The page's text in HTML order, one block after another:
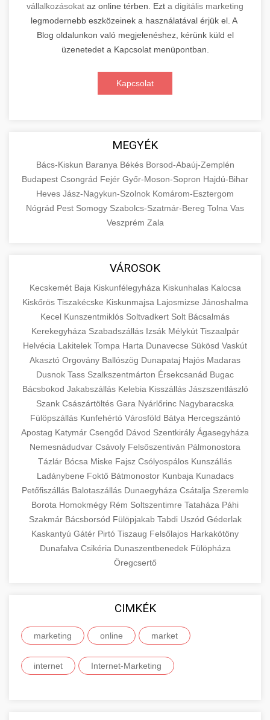
vállalkozásokat az online térben. Ezt a digitális marketing
legmodernebb eszközeinek a használatával érjük el. A
Blog oldalunkon való megjelenéshez, kérünk küld el
üzenetedet a Kapcsolat menüpontban.
Kapcsolat
MEGYÉK
Bács-Kiskun Baranya Békés Borsod-Abaúj-Zemplén
Budapest Csongrád Fejér Győr-Moson-Sopron Hajdú-Bihar
Heves Jász-Nagykun-Szolnok Komárom-Esztergom
Nógrád Pest Somogy Szabolcs-Szatmár-Bereg Tolna Vas
Veszprém Zala
VÁROSOK
Kecskemét Baja Kiskunfélegyháza Kiskunhalas Kalocsa
Kiskőrös Tiszakécske Kiskunmajsa Lajosmizse Jánoshalma
Kecel Kunszentmiklós Soltvadkert Solt Bácsalmás
Kerekegyháza Szabadszállás Izsák Mélykút Tiszaalpár
Helvécia Lakitelek Tompa Harta Dunavecse Sükösd Vaskút
Akasztó Orgovány Ballószög Dunapataj Hajós Madaras
Dusnok Tass Szalkszentmárton Érsekcsanád Bugac
Bácsbokod Jakabszállás Kelebia Kisszállás Jászszentlászló
Szank Császártöltés Gara Nyárlőrinc Nagybaracska
Fülöpszállás Kunfehértó Városföld Bátya Hercegszántó
Apostag Katymár Csengőd Dávod Szentkirály Ágasegyháza
Nemesnádudvar Csávoly Felsőszentiván Pálmonostora
Tázlár Bócsa Miske Fajsz Csólyospálos Kunszállás
Ladánybene Foktő Bátmonostor Kunbaja Kunadacs
Petőfiszállás Balotaszállás Dunaegyháza Csátalja Szeremle
Borota Homokmégy Rém Soltszentimre Tataháza Páhi
Szakmár Bácsborsód Fülöpjakab Tabdi Uszód Géderlak
Kaskantyú Gátér Pirtó Tiszaug Felsőlajos Harkakötöny
Dunafalva Csikéria Dunaszentbenedek Fülöpháza
Öregcsertő
CIMKÉK
marketing online market
internet Internet-Marketing